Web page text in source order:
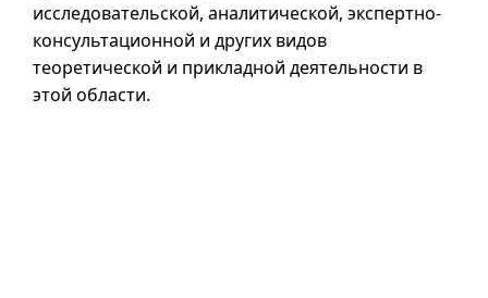
исследовательской, аналитической, экспертно-
консультационной и других видов
теоретической и прикладной деятельности в
этой области.